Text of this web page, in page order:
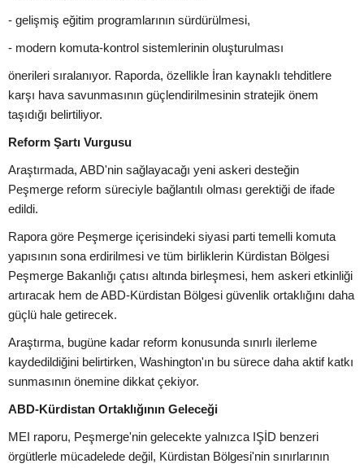
- gelişmiş eğitim programlarının sürdürülmesi,
- modern komuta-kontrol sistemlerinin oluşturulması
önerileri sıralanıyor. Raporda, özellikle İran kaynaklı tehditlere
karşı hava savunmasının güçlendirilmesinin stratejik önem
taşıdığı belirtiliyor.
Reform Şartı Vurgusu
Araştırmada, ABD'nin sağlayacağı yeni askeri desteğin
Peşmerge reform süreciyle bağlantılı olması gerektiği de ifade
edildi.
Rapora göre Peşmerge içerisindeki siyasi parti temelli komuta
yapısının sona erdirilmesi ve tüm birliklerin Kürdistan Bölgesi
Peşmerge Bakanlığı çatısı altında birleşmesi, hem askeri etkinliği
artıracak hem de ABD-Kürdistan Bölgesi güvenlik ortaklığını daha
güçlü hale getirecek.
Araştırma, bugüne kadar reform konusunda sınırlı ilerleme
kaydedildiğini belirtirken, Washington'ın bu sürece daha aktif katkı
sunmasının önemine dikkat çekiyor.
ABD-Kürdistan Ortaklığının Geleceği
MEI raporu, Peşmerge'nin gelecekte yalnızca IŞİD benzeri
örgütlerle mücadelede değil, Kürdistan Bölgesi'nin sınırlarının